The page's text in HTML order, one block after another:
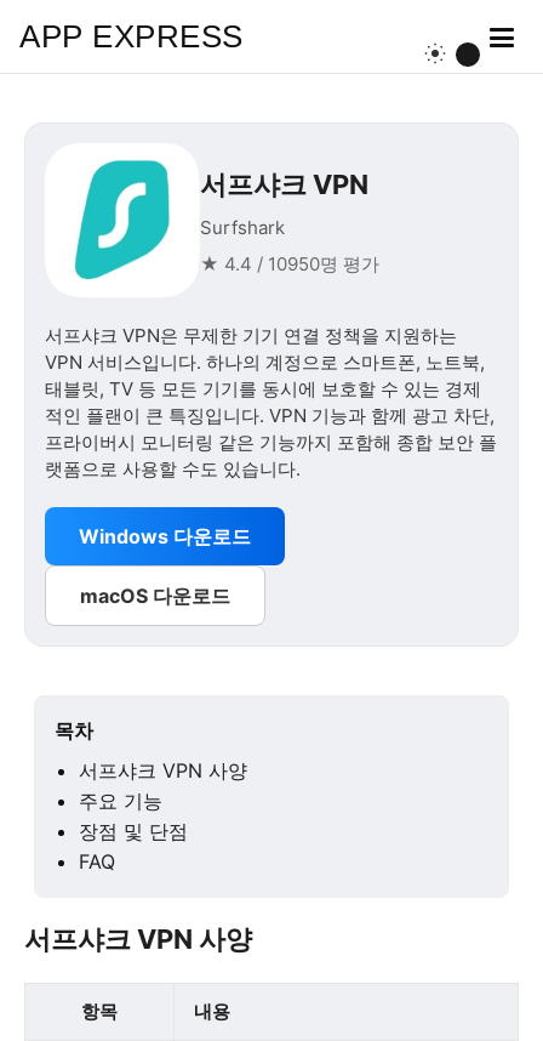
APP EXPRESS
서프샤크 VPN
Surfshark
★ 4.4 / 10950명 평가
서프샤크 VPN은 무제한 기기 연결 정책을 지원하는
VPN 서비스입니다. 하나의 계정으로 스마트폰, 노트북,
태블릿, TV 등 모든 기기를 동시에 보호할 수 있는 경제
적인 플랜이 큰 특징입니다. VPN 기능과 함께 광고 차단,
프라이버시 모니터링 같은 기능까지 포함해 종합 보안 플
랫폼으로 사용할 수도 있습니다.
Windows 다운로드
macOS 다운로드
목차
서프샤크 VPN 사양
주요 기능
장점 및 단점
FAQ
서프샤크 VPN 사양
항목 내용